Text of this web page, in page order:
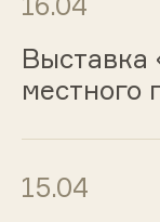
Выставка
местного
15.04